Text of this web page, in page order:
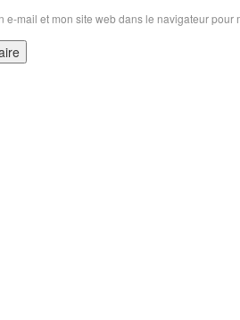
e-mail et mon site web dans le navigateur pour